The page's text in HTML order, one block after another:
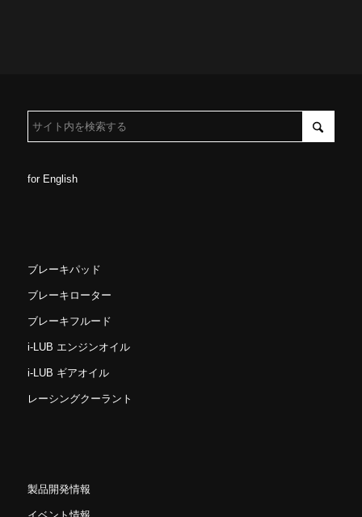
for English
ブレーキパッド
ブレーキローター
ブレーキフルード
i-LUB エンジンオイル
i-LUB ギアオイル
レーシングクーラント
製品開発情報